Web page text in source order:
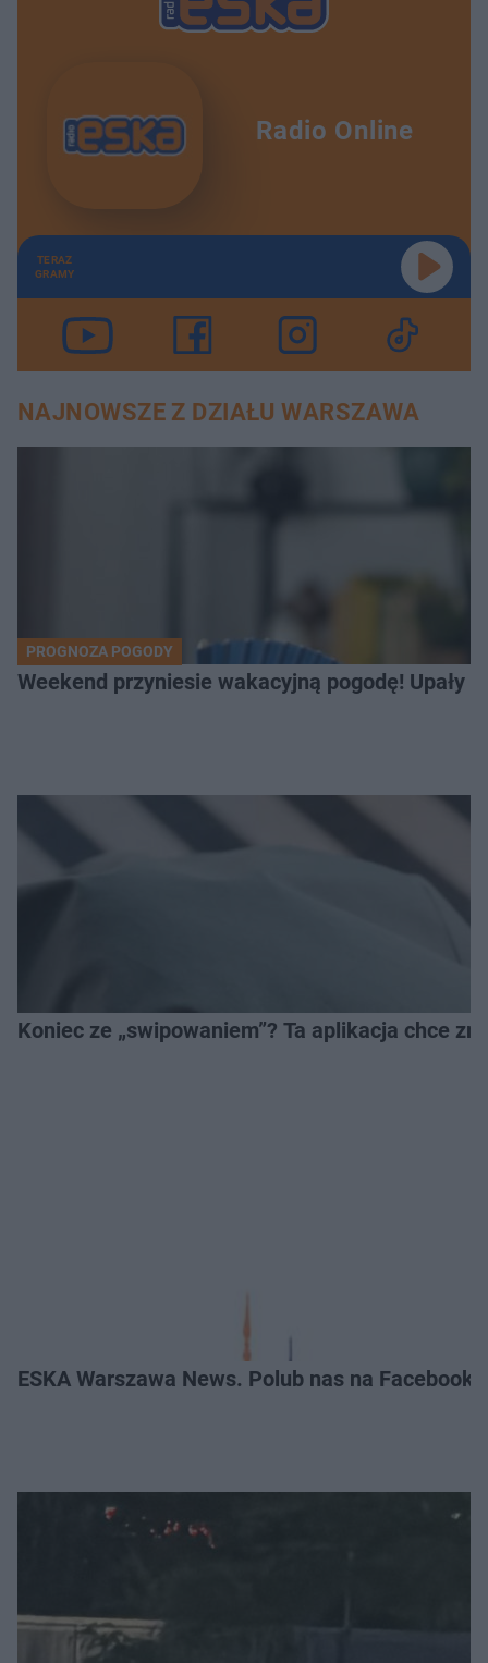
Radio Online
TERAZ
GRAMY
NAJNOWSZE Z DZIAŁU WARSZAWA
PROGNOZA POGODY
Weekend przyniesie wakacyjną pogodę! Upały
Koniec ze „swipowaniem”? Ta aplikacja chce
ESKA Warszawa News. Polub nas na